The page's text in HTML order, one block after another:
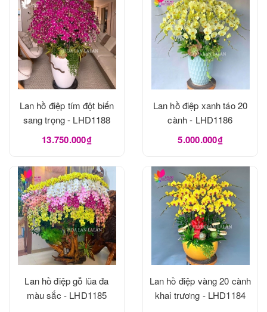
Lan hồ điệp tím đột biến
sang trọng - LHD1188
13.750.000₫
Lan hồ điệp xanh táo 20
cành - LHD1186
5.000.000₫
Lan hồ điệp gỗ lũa đa
màu sắc - LHD1185
Lan hồ điệp vàng 20 cành
khai trương - LHD1184